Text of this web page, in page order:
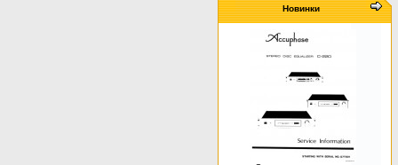
Новинки